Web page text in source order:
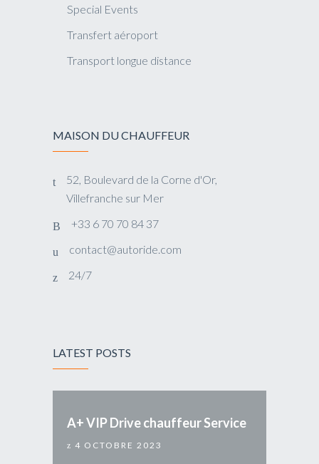
Special Events
Transfert aéroport
Transport longue distance
MAISON DU CHAUFFEUR
52, Boulevard de la Corne d'Or,
Villefranche sur Mer
+33 6 70 70 84 37
contact@autoride.com
24/7
LATEST POSTS
A+ VIP Drive chauffeur Service
4 OCTOBRE 2023